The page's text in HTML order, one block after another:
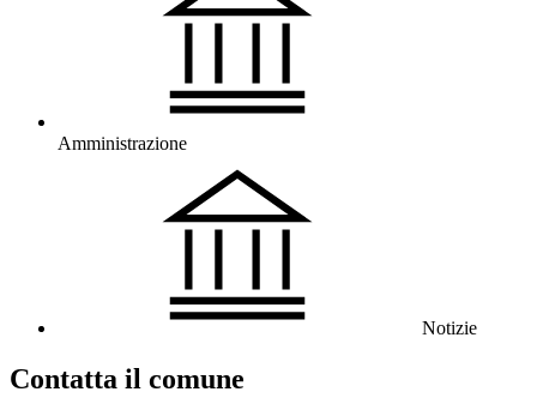
Amministrazione
Notizie
Contatta il comune